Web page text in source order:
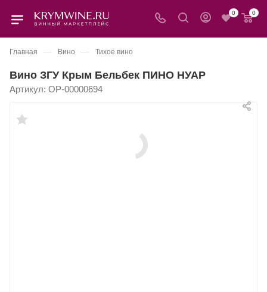
0 0
Главная — Вино — Тихое вино
Вино ЗГУ Крым Бельбек ПИНО НУАР
Артикул: OP-00000694